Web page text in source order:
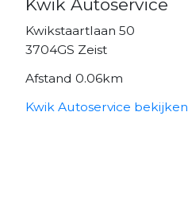
Kwik Autoservice
Kwikstaartlaan 50
3704GS Zeist
Afstand 0.06km
Kwik Autoservice bekijken